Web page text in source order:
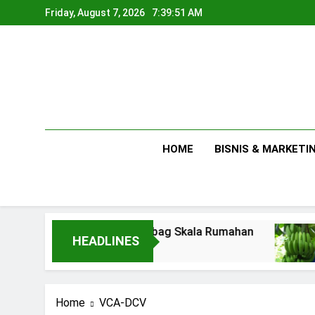
to
Friday, August 7, 2026 7:39:52 AM
HOME BISNIS &
HEADLINES
di Polibag Skala Rumahan Tips
2 Days
Home VCA-DCV